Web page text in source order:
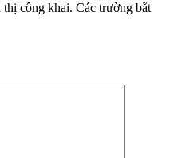
thị công khai. Các trường bắt